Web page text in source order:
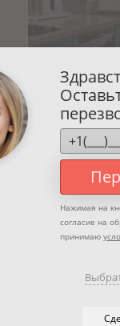
Нажимая на
согласие на
принимаю